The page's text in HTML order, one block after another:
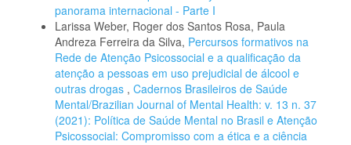
panorama internacional - Parte I
Larissa Weber, Roger dos Santos Rosa, Paula
Andreza Ferreira da Silva, Percursos formativos na
Rede de Atenção Psicossocial e a qualificação da
atenção a pessoas em uso prejudicial de álcool e
outras drogas , Cadernos Brasileiros de Saúde
Mental/Brazilian Journal of Mental Health: v. 13 n. 37
(2021): Política de Saúde Mental no Brasil e Atenção
Psicossocial: Compromisso com a ética e a ciência